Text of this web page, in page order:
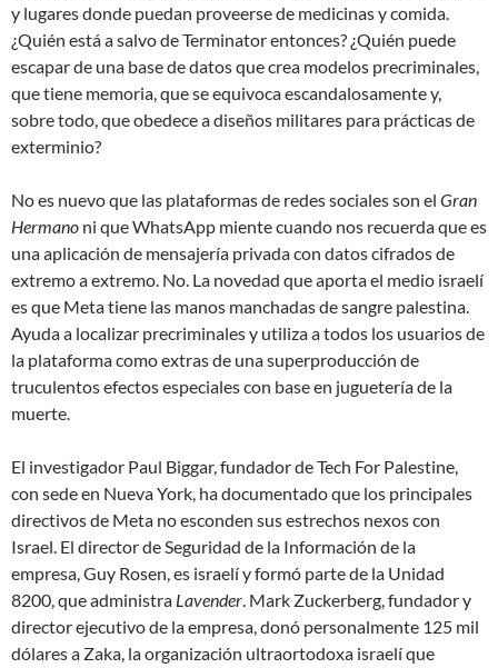
y lugares donde puedan proveerse de medicinas y comida.
¿Quién está a salvo de Terminator entonces? ¿Quién puede
escapar de una base de datos que crea modelos precriminales,
que tiene memoria, que se equivoca escandalosamente y,
sobre todo, que obedece a diseños militares para prácticas de
exterminio?
No es nuevo que las plataformas de redes sociales son el Gran
Hermano ni que WhatsApp miente cuando nos recuerda que es
una aplicación de mensajería privada con datos cifrados de
extremo a extremo. No. La novedad que aporta el medio israelí
es que Meta tiene las manos manchadas de sangre palestina.
Ayuda a localizar precriminalesy utiliza a todos los usuarios de
la plataforma como extras de una superproducción de
truculentos efectos especiales con base en juguetería de la
muerte.
El investigador Paul Biggar, fundador de Tech For Palestine,
con sede en Nueva York, ha documentado que los principales
directivos de Meta no esconden sus estrechos nexos con
Israel. El director de Seguridad de la Información de la
empresa, Guy Rosen, es israelí y formó parte de la Unidad
8200, que administra Lavender. Mark Zuckerberg, fundador y
director ejecutivo de la empresa, donó personalmente 125 mil
dólares a Zaka, la organización ultraortodoxa israelí que